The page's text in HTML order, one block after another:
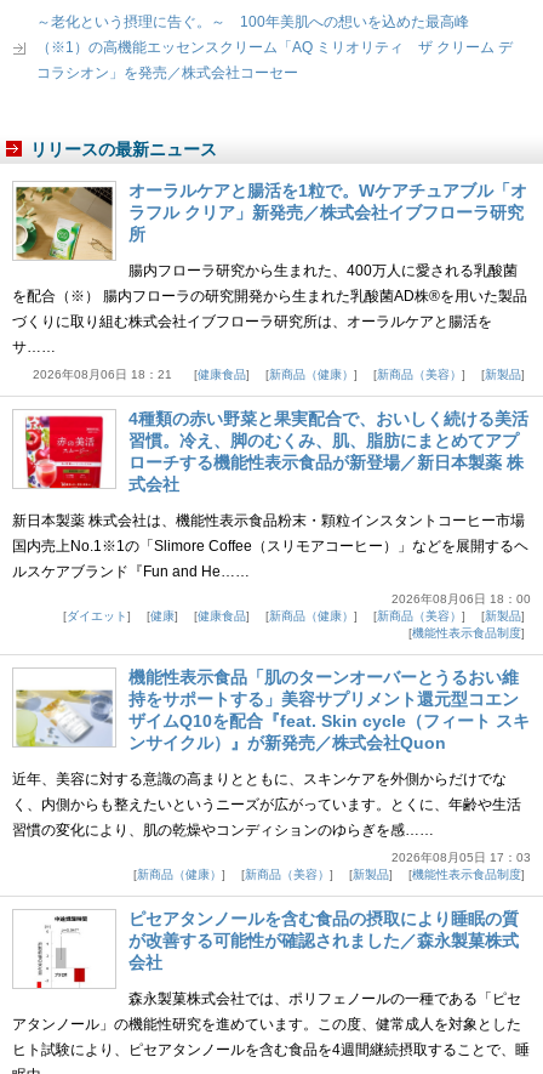
～老化という摂理に告ぐ。～ 100年美肌への想いを込めた最高峰
（※1）の高機能エッセンスクリーム「AQ ミリオリティ ザ クリーム デ
コラシオン」を発売／株式会社コーセー
リリースの最新ニュース
オーラルケアと腸活を1粒で。Wケアチュアブル「オ
ラフル クリア」新発売／株式会社イブフローラ研究
所
腸内フローラ研究から生まれた、400万人に愛される乳酸菌
を配合（※） 腸内フローラの研究開発から生まれた乳酸菌AD株®を用いた製品
づくりに取り組む株式会社イブフローラ研究所は、オーラルケアと腸活を
サ……
2026年08月06日 18：21 健康食品 新商品（健康） 新商品（美容） 新製品
4種類の赤い野菜と果実配合で、おいしく続ける美活
習慣。冷え、脚のむくみ、肌、脂肪にまとめてアプ
ローチする機能性表示食品が新登場／新日本製薬 株
式会社
新日本製薬 株式会社は、機能性表示食品粉末・顆粒インスタントコーヒー市場
国内売上No.1※1の「Slimore Coffee（スリモアコーヒー）」などを展開するヘ
ルスケアブランド『Fun and He……
2026年08月06日 18：00
ダイエット
健康 健康食品 新商品（健康） 新商品（美容）
新製品
機能性表示食品制度
機能性表示食品「肌のターンオーバーとうるおい維
持をサポートする」美容サプリメント還元型コエン
ザイムQ10を配合『feat. Skin cycle（フィート スキ
ンサイクル）』が新発売／株式会社Quon
近年、美容に対する意識の高まりとともに、スキンケアを外側からだけでな
く、内側からも整えたいというニーズが広がっています。とくに、年齢や生活
習慣の変化により、肌の乾燥やコンディションのゆらぎを感……
2026年08月05日 17：03
新商品（健康）
新商品（美容） 新製品 機能性表示食品制度
ピセアタンノールを含む食品の摂取により睡眠の質
が改善する可能性が確認されました／森永製菓株式
会社
森永製菓株式会社では、ポリフェノールの一種である「ピセ
アタンノール」の機能性研究を進めています。この度、健常成人を対象とした
ヒト試験により、ピセアタンノールを含む食品を4週間継続摂取することで、睡